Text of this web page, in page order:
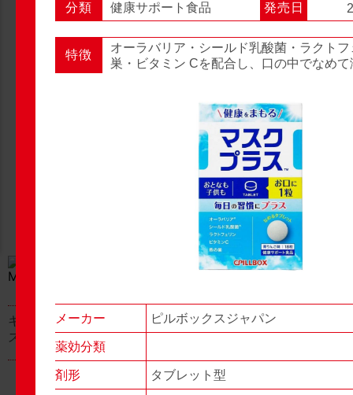
OTC新商品レポート 店頭観察
キャベジンコーワαプラ
ス顆粒
New Products
グロンサン用刃棒
分類 健康サポート食品 発売日
特徴
オーラバリア・シールド乳酸菌・ラクト
巣・ビタミン Cを配合し、口の中でなめて
メーカー ピルボックスジャパン
薬効分類
剤形 タブレット型